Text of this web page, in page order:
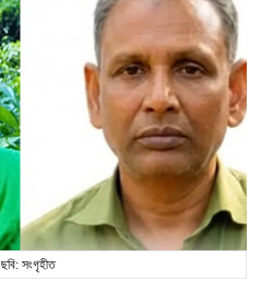
ছবি: সংগৃহীত